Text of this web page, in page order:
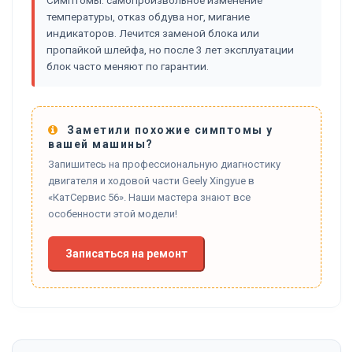
температуры, отказ обдува ног, мигание
индикаторов. Лечится заменой блока или
пропайкой шлейфа, но после 3 лет эксплуатации
блок часто меняют по гарантии.
Заметили похожие симптомы у
вашей машины?
Запишитесь на профессиональную диагностику
двигателя и ходовой части Geely Xingyue в
«КатСервис 56». Наши мастера знают все
особенности этой модели!
Записаться на ремонт